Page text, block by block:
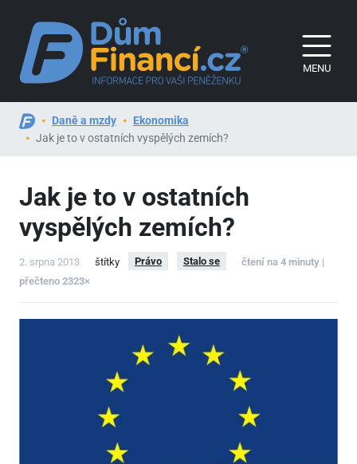
MENU
Daně a mzdy
Ekonomika
Jak je to v ostatních vyspělých zemích?
Jak je to v ostatních
vyspělých zemích?
2. srpna 2013 štítky Právo Stalo se
čtení na 4 minuty |
přečteno 2323×